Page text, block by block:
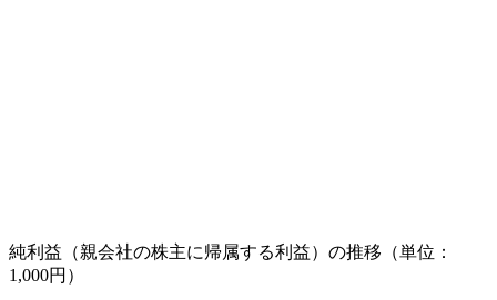
純利益（親会社の株主に帰属する利益）の推移（単位：
1,000円）